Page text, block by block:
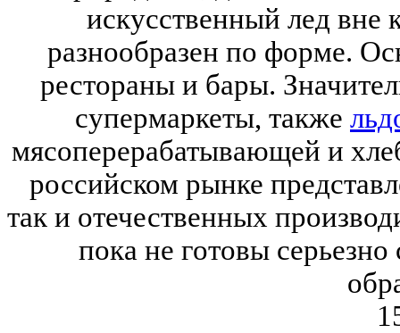
искусственный лед вне
разнообразен по форме.
рестораны и бары.
супермаркеты, также
мясоперерабатывающей и
российском рынке
так и отечественных
пока не готовы